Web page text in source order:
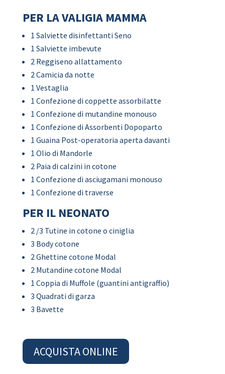
PER LA VALIGIA MAMMA
1 Salviette disinfettanti Seno
1 Salviette imbevute
2 Reggiseno allattamento
2 Camicia da notte
1 Vestaglia
1 Confezione di coppette assorbilatte
1 Confezione di mutandine monouso
1 Confezione di Assorbenti Dopoparto
1 Guaina Post-operatoria aperta davanti
1 Olio di Mandorle
2 Paia di calzini in cotone
1 Confezione di asciugamani monouso
1 Confezione di traverse
PER IL NEONATO
2 /3 Tutine in cotone o ciniglia
3 Body cotone
2 Ghettine cotone Modal
2 Mutandine cotone Modal
1 Coppia di Muffole (guantini antigraffio)
3 Quadrati di garza
3 Bavette
ACQUISTA ONLINE